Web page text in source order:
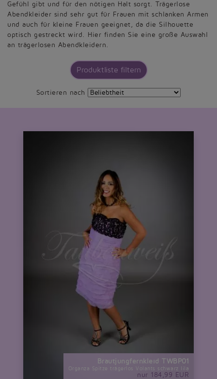
Gefühl gibt und für den nötigen Halt sorgt. Trägerlose
Abendkleider sind sehr gut für Frauen mit schlanken Armen
und auch für kleine Frauen geeignet, da die Silhouette
optisch gestreckt wird. Hier finden Sie eine große Auswahl
an trägerlosen Abendkleidern.
Produktliste filtern
Sortieren nach
Brautjungfernkleid TWBP01
Organza Spitze trägerlos Volants schwarz lila
nur 184,99 EUR